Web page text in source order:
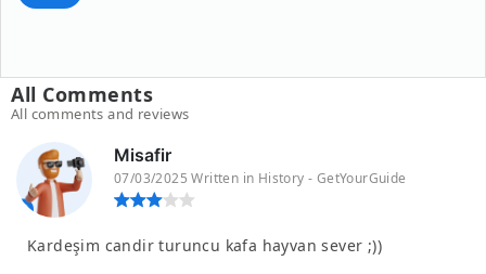
All Comments
All comments and reviews
Misafir
07/03/2025 Written in History - GetYourGuide
Kardeşim candir turuncu kafa hayvan sever ;))